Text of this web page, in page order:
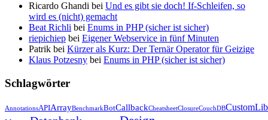
Ricardo Ghandi bei Und es gibt sie doch! If-Schleifen, so
wird es (nicht) gemacht
Beat Richli bei Enums in PHP (sicher ist sicher)
riepichiep bei Eigener Webservice in fünf Minuten
Patrik bei Kürzer als Kurz: Der Ternär Operator für Geizige
Klaus Potzesny bei Enums in PHP (sicher ist sicher)
Schlagwörter
AnnotationsAPIArrayBenchmarkBotCallbackCheatsheetClosureCouchDB